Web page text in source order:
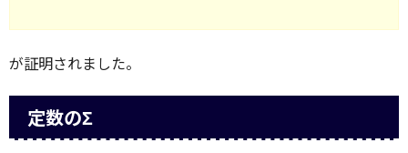
が証明されました。
定数のΣ